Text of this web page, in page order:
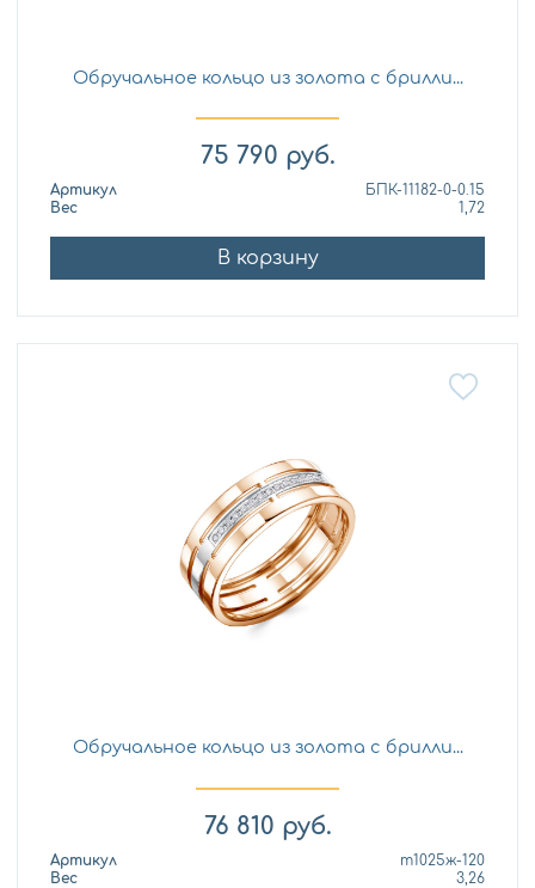
Обручальное кольцо из золота с брилли...
75 790 руб.
Артикул
БПК-11182-0-0.15
Вес
1,72
В корзину
Обручальное кольцо из золота с брилли...
76 810 руб.
Артикул
т1025ж-120
Вес
3,26